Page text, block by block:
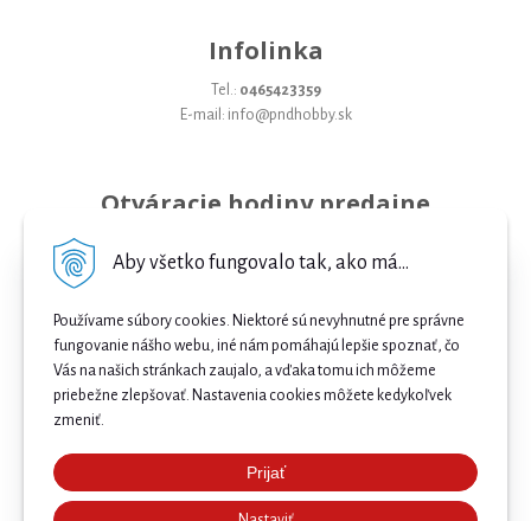
Aby všetko fungovalo tak, ako má...
Používame súbory cookies. Niektoré sú nevyhnutné pre správne
fungovanie nášho webu, iné nám pomáhajú lepšie spoznať, čo
Vás na našich stránkach zaujalo, a vďaka tomu ich môžeme
priebežne zlepšovať. Nastavenia cookies môžete kedykoľvek
zmeniť.
Prijať
Infolinka
Tel.: 0465423359
E-mail: info@pndhobby.sk
Otváracie hodiny predajne
Streda 09-17
Štvrtok 09-17
Sobota 09-12
Nedeľa Zatvorené
Najnižšia cena .